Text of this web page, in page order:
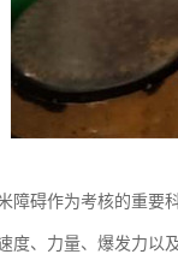
障碍作为考核的重要
度、力量、爆发力以